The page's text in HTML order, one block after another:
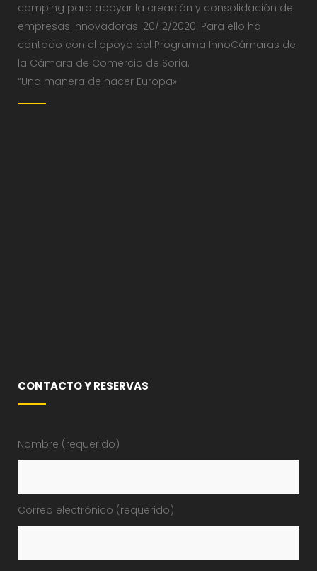
camping para apoyar la creación y consolidación de
empresas innovadoras. 20/12/2020. Para ello ha
contado con el apoyo del Programa InnoCámaras de
la Cámara de Comercio de Soria.
“Una manera de hacer Europa»
CONTACTO Y RESERVAS
Nombre (requerido)
Correo electrónico (requerido)